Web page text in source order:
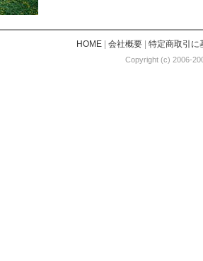
HOME| 会社概要| 特定商取引に
Copyright (c) 2006-